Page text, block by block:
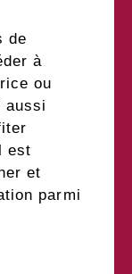
de
à
ou
aussi
est
et
parmi